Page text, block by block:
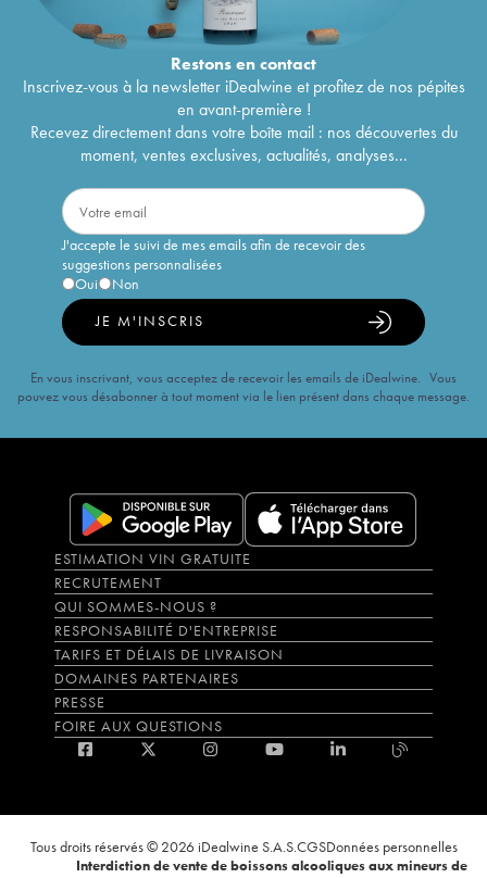
Restons encontact
Inscrivez-vous à la newsletter iDealwine et profitez de nos pépites
en avant-première !
Recevez directement dans votre boîte mail : nos découvertes du
moment, ventes exclusives, actualités, analyses...
J'accepte le suivi de mes emails afin de recevoir des
suggestions personnalisées
Oui
Non
JE M'INSCRIS
En vous inscrivant, vous acceptez de recevoir les emails de iDealwine. Vous
pouvez vous désabonner à tout moment via le lien présent dans chaque message.
ESTIMATION VIN GRATUITE
RECRUTEMENT
QUI SOMMES-NOUS ?
RESPONSABILITÉ D'ENTREPRISE
TARIFS ET DÉLAIS DE LIVRAISON
DOMAINES PARTENAIRES
PRESSE
FOIRE AUX QUESTIONS
Tous droits réservés © 2026 iDealwine S.A.S.CGSDonnées personnelles
Interdiction de vente de boissons alcooliques aux mineurs de